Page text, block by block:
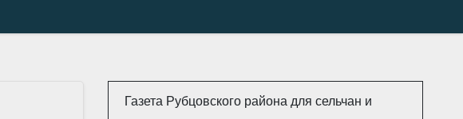
Газета Рубцовского района для сельчан и